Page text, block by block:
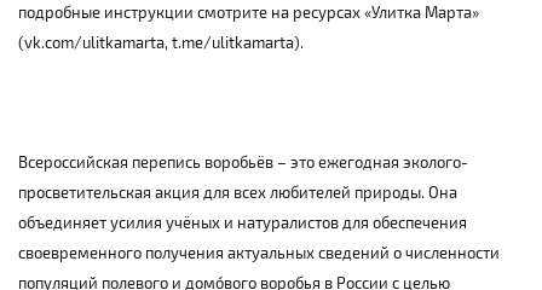
подробные инструкции смотрите на ресурсах «Улитка Марта»
(vk.com/ulitkamarta, t.me/ulitkamarta).
Всероссийская перепись воробьёв – это ежегодная эколого-
просветительская акция для всех любителей природы. Она
объединяет усилия учёных и натуралистов для обеспечения
своевременного получения актуальных сведений о численности
популяций полевого и домóвого воробья в России с целью